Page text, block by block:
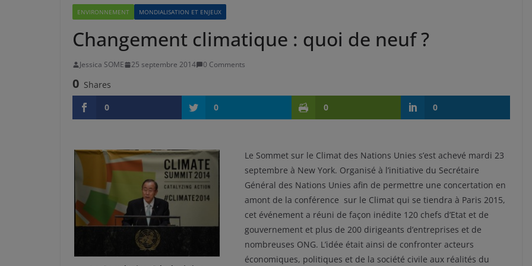
ENVIRONNEMENT MONDIALISATION ET ENJEUX
Changement climatique : quoi de neuf ?
Jessica SOME 25 septembre 2014 0 Comments
0 Shares
0
0 0 0
Le Sommet sur le Climat des Nations Unies s’est achevé mardi 23
septembre à New York. Organisé à l’initiative du Secrétaire
Général des Nations Unies afin de permettre une concertation en
amont de la conférence sur le Climat qui se tiendra à Paris 2015,
cet événement a réuni de façon inédite 120 chefs d’Etat et de
gouvernement et plus de 200 dirigeants d’entreprises et de
nombreuses ONG. L’idée était ainsi de confronter acteurs
économiques, politiques et de la société civile aux réalités du